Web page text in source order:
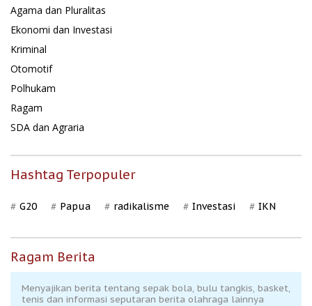
Agama dan Pluralitas
Ekonomi dan Investasi
Kriminal
Otomotif
Polhukam
Ragam
SDA dan Agraria
Hashtag Terpopuler
G20 Papua radikalisme Investasi IKN
Ragam Berita
Menyajikan berita tentang sepak bola, bulu tangkis, basket,
tenis dan informasi seputaran berita olahraga lainnya